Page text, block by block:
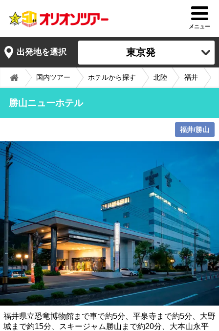
メニュー
出発地を選択 東京発
国内ツアー ホテルから探す 北陸 福井
勝山ニューホテル
福井/勝山
福井県立恐竜博物館まで車で約5分、平泉寺まで約5分、大野
城まで約15分、スキージャム勝山まで約20分、大本山永平